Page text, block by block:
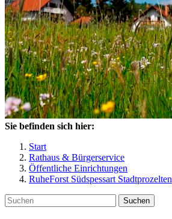
Sie befinden sich hier:
Start
Rathaus & Bürgerservice
Öffentliche Einrichtungen
RuheForst Südspessart Stadtprozelten
Suchen